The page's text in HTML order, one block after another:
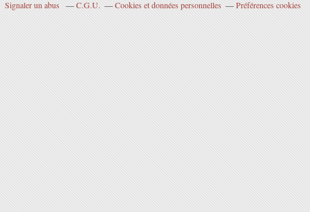
Signaler un abus C.G.U. Cookies et données personnelles Préférences cookies